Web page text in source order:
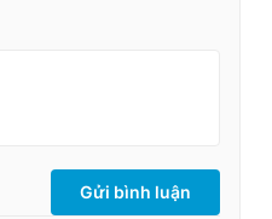
Gửi bình luận